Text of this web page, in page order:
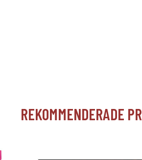
REKOMMENDERADE